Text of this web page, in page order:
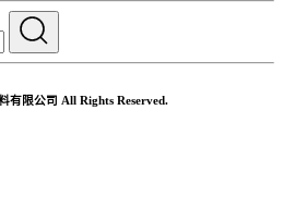
有限公司 All Rights Reserved.